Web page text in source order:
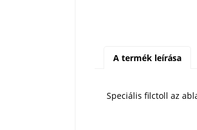
A termék leírása
Speciális filctoll az